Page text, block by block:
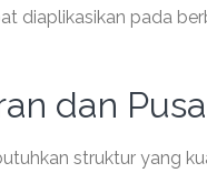
diaplikasikan pada
dan
struktur yang